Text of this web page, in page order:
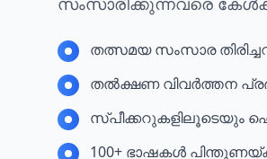
തത്സമയ സംസാര
തൽക്ഷണ വിവർത്തന
സ്പീക്കറുകളിലൂടെയും
100+ ഭാഷകൾ